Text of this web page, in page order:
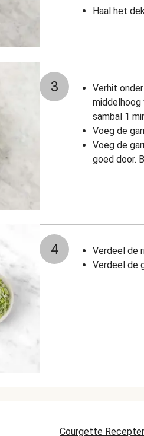
Haal het
3
Verhit
middelhoog
sambal 1
Voeg de
Voeg de
goed door.
4
Verdeel de
Verdeel de
Courgette